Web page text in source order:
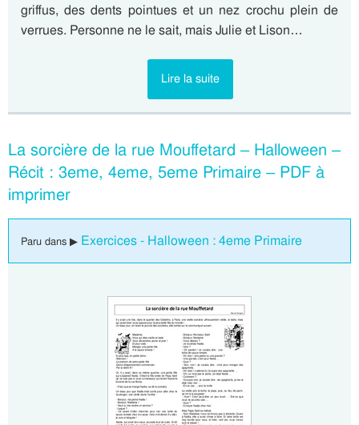
griffus, des dents pointues et un nez crochu plein de
verrues. Personne ne le sait, mais Julie et Lison…
Lire la suite
La sorcière de la rue Mouffetard – Halloween –
Récit : 3eme, 4eme, 5eme Primaire – PDF à
imprimer
Paru dans ▶ Exercices - Halloween : 4eme Primaire